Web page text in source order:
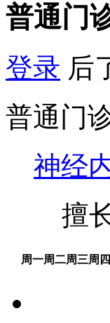
普通门
登录 后
普通门
神经
擅
周一周二周三周四